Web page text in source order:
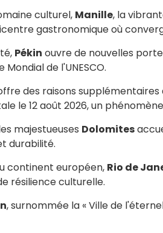
culturel, Manille, la
gastronomique où
Pékin ouvre de nouvelles
Mondial de l'UNESCO.
des raisons supplémentaires
le 12 août 2026, un
majestueuses Dolomites
durabilité.
continent européen, Rio de
résilience culturelle.
, surnommée la « Ville de